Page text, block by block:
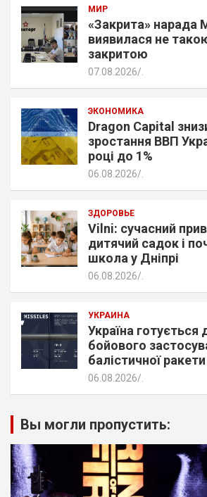
МИР
«Закрита» нарада
виявилася не
закритою
07.08.2026 .
ЭКОНОМИКА
Dragon Capital
зростання ВВП
році до 1%
06.08.2026 .
ЗДОРОВЬЕ
Vilni: сучасний
дитячий садок і
школа у Дніпрі
06.08.2026 .
УКРАИНА
Україна готується
бойового
балістичної
06.08.2026 .
Вы могли пропустить: